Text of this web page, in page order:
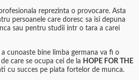
reprezinta o provocare. Asta
persoanele care doresc sa isi depuna
sau pentru studii intr o tara a carei
cunoaste bine limba germana va fi o
care se ocupa cei de la HOPE FOR THE
cu succes pe piata fortelor de munca.